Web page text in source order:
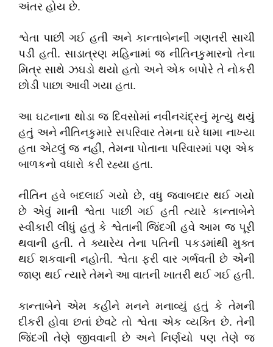
અંતર હોય છે.
શ્વેતા પાછી ગઈ હતી અને કાન્તાબેનની ગણતરી સાચી
પડી હતી. સાડાત્રણ મહિનામાં જ નીતિનકુમારનો તેના
મિત્ર સાથે ઝઘડો થયો હતો અને એક બપોરે તે નોકરી
છોડી પાછા આવી ગયા હતા.
આ ઘટનાના થોડા જ દિવસોમાં નવીનચંદ્રનું મૃત્યુ થયું
હતું અને નીતિનકુમારે સપરિવાર તેમના ઘરે ધામા નાખ્યા
હતા એટલું જ નહીં, તેમના પોતાના પરિવારમાં પણ એક
બાળકનો વધારો કરી રહ્યા હતા.
નીતિન હવે બદલાઈ ગયો છે, વધુ જવાબદાર થઈ ગયો
છે એવું માની શ્વેતા પાછી ગઈ હતી ત્યારે કાન્તાબેને
સ્વીકારી લીધું હતું કે શ્વેતાની જિંદગી હવે આમ જ પૂરી
થવાની હતી. તે ક્યારેય તેના પતિની પકડમાંથી મુક્ત
થઈ શકવાની નહોતી. શ્વેતા ફરી વાર ગર્ભવતી છે એેની
જાણ થઈ ત્યારે તેમને આ વાતની ખાતરી થઈ ગઈ હતી.
કાન્તાબેને એમ કહીને મનને મનાવ્યું હતું કે તેમની
દીકરી હોવા છતાં છેવટે તો શ્વેતા એક વ્યક્તિ છે. તેની
જિંદગી તેણે જીવવાની છે અને નિર્ણયો પણ તેણે જ